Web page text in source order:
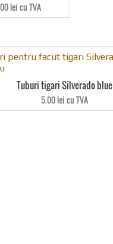
lei cu TVA
Tuburi tigari Silverado blue
5.00 lei cu TVA